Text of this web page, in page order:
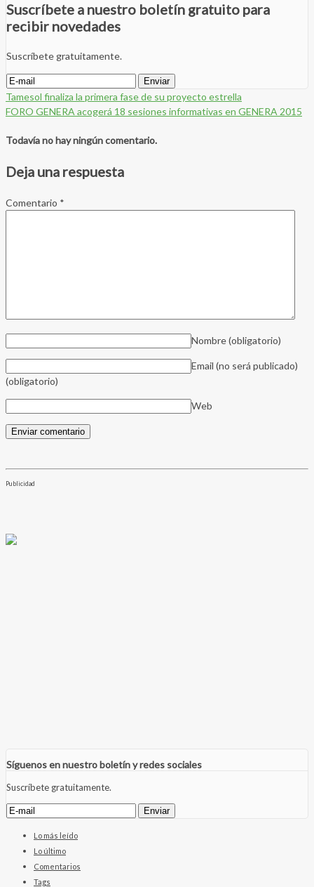
Suscríbete a nuestro boletín gratuito para
recibir novedades
Suscríbete gratuitamente.
Tamesol finaliza la primera fase de su proyecto estrella
FORO GENERA acogerá 18 sesiones informativas en GENERA 2015
Todavía no hay ningún comentario.
Deja una respuesta
Comentario *
Nombre(obligatorio)
Email (no será publicado)
(obligatorio)
Web
Publicidad
Síguenos en nuestro boletín y redes sociales
Suscríbete gratuitamente.
Lo más leído
Lo último
Comentarios
Tags